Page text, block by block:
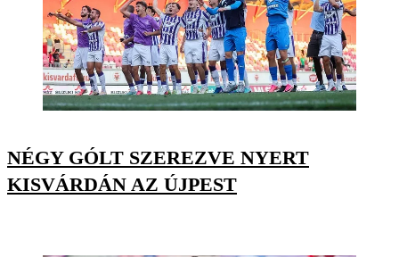
NÉGY GÓLT SZEREZVE NYERT
KISVÁRDÁN AZ ÚJPEST